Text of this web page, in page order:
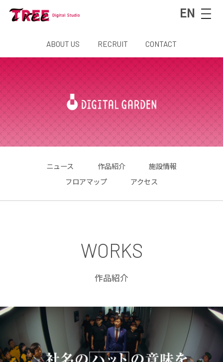
EN
ABOUT US RECRUIT CONTACT
ニュース 作品紹介
施設情報
フロアマップ
アクセス
WORKS
作品紹介